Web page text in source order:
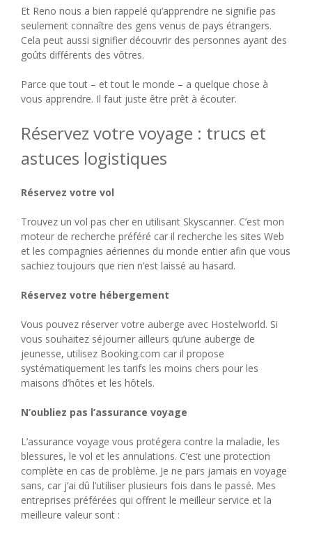
Et Reno nous a bien rappelé qu’apprendre ne signifie pas
seulement connaître des gens venus de pays étrangers.
Cela peut aussi signifier découvrir des personnes ayant des
goûts différents des vôtres.
Parce que tout – et tout le monde – a quelque chose à
vous apprendre. Il faut juste être prêt à écouter.
Réservez votre voyage : trucs et
astuces logistiques
Réservez votre vol
Trouvez un vol pas cher en utilisant Skyscanner. C’est mon
moteur de recherche préféré car il recherche les sites Web
et les compagnies aériennes du monde entier afin que vous
sachiez toujours que rien n’est laissé au hasard.
Réservez votre hébergement
Vous pouvez réserver votre auberge avec Hostelworld. Si
vous souhaitez séjourner ailleurs qu’une auberge de
jeunesse, utilisez Booking.com car il propose
systématiquement les tarifs les moins chers pour les
maisons d’hôtes et les hôtels.
N’oubliez pas l’assurance voyage
L’assurance voyage vous protégera contre la maladie, les
blessures, le vol et les annulations. C’est une protection
complète en cas de problème. Je ne pars jamais en voyage
sans, car j’ai dû l’utiliser plusieurs fois dans le passé. Mes
entreprises préférées qui offrent le meilleur service et la
meilleure valeur sont :